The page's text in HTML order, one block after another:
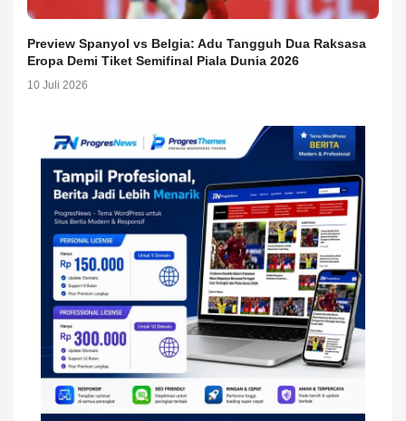
Preview Spanyol vs Belgia: Adu Tangguh Dua Raksasa
Eropa Demi Tiket Semifinal Piala Dunia 2026
10 Juli 2026